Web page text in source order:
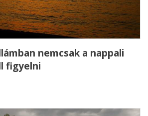
nemcsak a nappali
figyelni